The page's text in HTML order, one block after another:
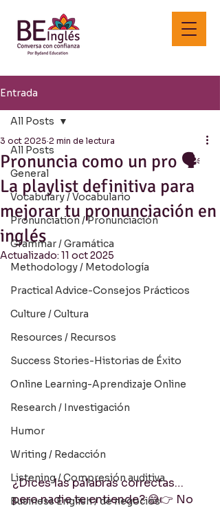
Entrada
All Posts
General
Vocabulary / Vocabulario
Pronunciation / Pronunciación
Grammar / Gramática
Methodology / Metodología
Practical Advice-Consejos Prácticos
Culture / Cultura
Resources / Recursos
Success Stories-Historias de Éxito
Online Learning-Aprendizaje Online
Research / Investigación
Humor
Writing / Redacción
Listening / Compresión auditiva
Business English / de negocios
All Posts
Pronuncia como un pro 🗣️
La playlist definitiva para
mejorar tu pronunciación en
inglés
3 oct 2025 2 min de lectura
Actualizado: 11 oct 2025
¿Dices las palabras correctas…
pero nadie te entiende? 😅👉 No